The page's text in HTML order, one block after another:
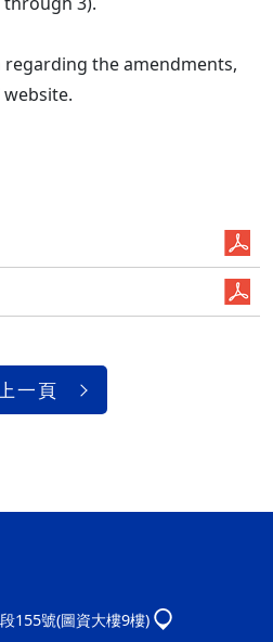
the amendments,
website.
一頁
155號(圖資大樓9樓)